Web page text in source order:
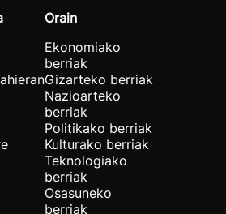
Orain
Ekonomiako
berriak
Gizarteko berriak
Nazioarteko
berriak
Politikako berriak
Kulturako berriak
Teknologiako
berriak
Osasuneko
berriak